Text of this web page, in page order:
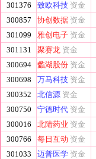
301376
致欧科技 资金
300857
协创数据 资金
301099
雅创电子 资金
301131
聚赛龙 资金
300694
蠡湖股份 资金
300698
万马科技 资金
300352
北信源 资金
300750
宁德时代 资金
300016
北陆药业 资金
300766
每日互动 资金
301033
迈普医学 资金